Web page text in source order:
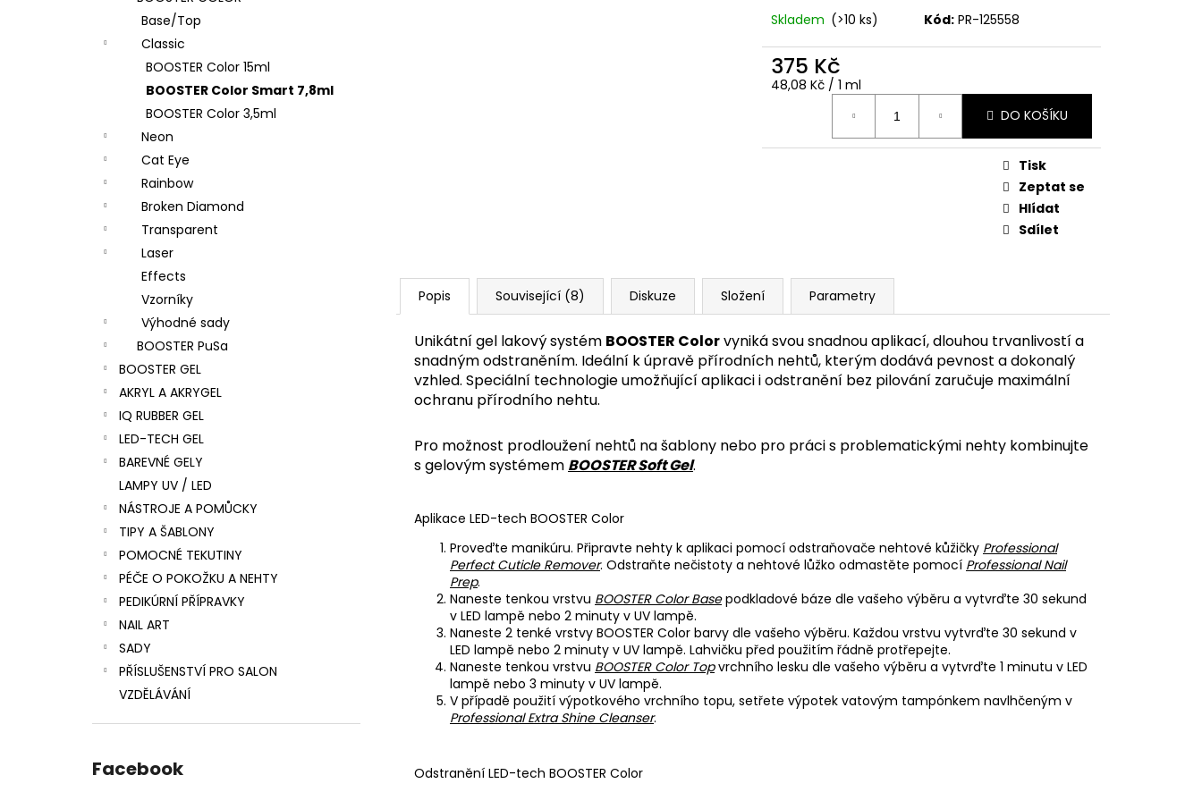
Base/Top
Classic
BOOSTER Color 15ml
BOOSTER Color Smart 7,8ml
BOOSTER Color 3,5ml
Neon
Cat Eye
Rainbow
Broken Diamond
Transparent
Laser
Effects
Vzorníky
Výhodné sady
BOOSTER PuSa
BOOSTER GEL
AKRYL A AKRYGEL
IQ RUBBER GEL
LED-TECH GEL
BAREVNÉ GELY
LAMPY UV / LED
NÁSTROJE A POMŮCKY
TIPY A ŠABLONY
POMOCNÉ TEKUTINY
PÉČE O POKOŽKU A NEHTY
PEDIKÚRNÍ PŘÍPRAVKY
NAIL ART
SADY
PŘÍSLUŠENSTVÍ PRO SALON
VZDĚLÁVÁNÍ
Facebook
Skladem (>10 ks) Kód: PR-125558
375 Kč
Měrná
48,08 Kč / 1 ml
DO KOŠÍKU
Tisk
Zeptat se
Hlídat
Sdílet
Popis Související (8) Diskuze Složení Parametry
Unikátní gel lakový systém BOOSTER Colorvyniká svou snadnou aplikací, dlouhou trvanlivostí a
snadným odstraněním. Ideální k úpravě přírodních nehtů, kterým dodává pevnost a dokonalý
vzhled. Speciální technologie umožňující aplikaci i odstranění bez pilování zaručuje maximální
ochranu přírodního nehtu.
Pro možnost prodloužení nehtů na šablony nebo pro práci s problematickými nehty kombinujte
s gelovým systémem BOOSTER Soft Gel.
Aplikace LED-tech BOOSTER Color
Proveďte manikúru. Připravte nehty k aplikaci pomocí odstraňovače nehtové kůžičky Professional
Perfect Cuticle Remover. Odstraňte nečistoty a nehtové lůžko odmastěte pomocí Professional Nail
Prep.
Naneste tenkou vrstvu BOOSTER Color Basepodkladové báze dle vašeho výběru a vytvrďte 30 sekund
v LED lampě nebo 2 minuty v UV lampě.
Naneste 2 tenké vrstvy BOOSTER Color barvy dle vašeho výběru. Každou vrstvu vytvrďte 30 sekund v
LED lampě nebo 2 minuty v UV lampě. Lahvičku před použitím řádně protřepejte.
Naneste tenkou vrstvu BOOSTER Color Topvrchního lesku dle vašeho výběru a vytvrďte 1 minutu v LED
lampě nebo 3 minuty v UV lampě.
V případě použití výpotkového vrchního topu, setřete výpotek vatovým tampónkem navlhčeným v
Professional Extra Shine Cleanser.
Odstranění LED-tech BOOSTER Color